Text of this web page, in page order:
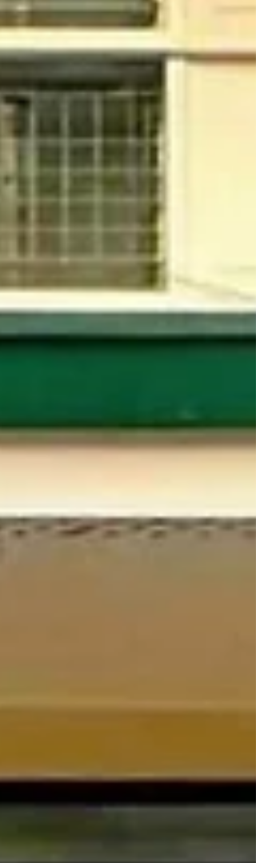
Mary dando as boas-vindas a todos os presentes,
reunidos para agradecer a Deus pelos 70 anos de
presença pastoral das Irmãs Pastorinhas na